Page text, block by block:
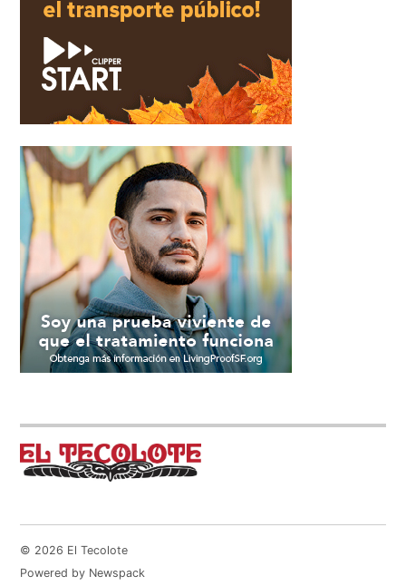
© 2026 El Tecolote
Powered by Newspack